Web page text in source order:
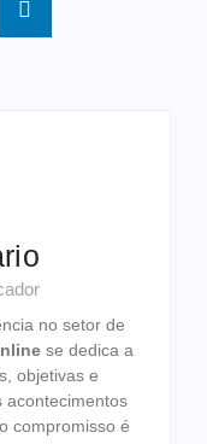
no setor de
se dedica a
objetivas e
acontecimentos
compromisso é